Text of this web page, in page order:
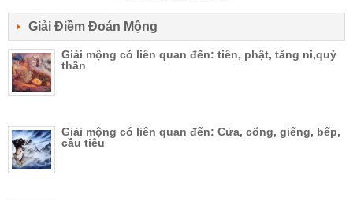
Giải Điềm Đoán Mộng
Giải mộng có liên quan đến: tiên, phật, tăng ni,quỷ
thần
Giải mộng có liên quan đến: Cửa, cổng, giếng, bếp,
cầu tiêu